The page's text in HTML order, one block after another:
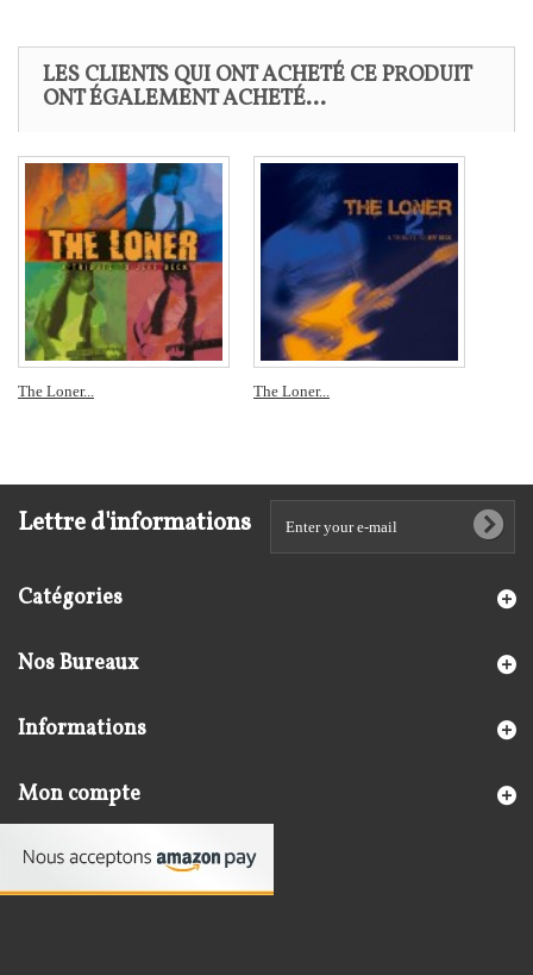
LES CLIENTS QUI ONT ACHETÉ CE PRODUIT
ONT ÉGALEMENT ACHETÉ...
The Loner... The Loner...
Lettre d'informations
Catégories
Nos Bureaux
Informations
Mon compte